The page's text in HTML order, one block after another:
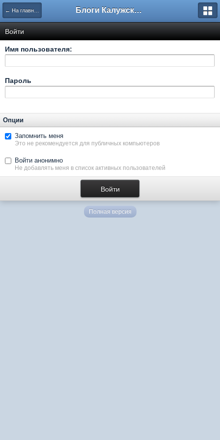
← На главную Блоги Калужского перекрестка
Войти
Имя пользователя:
Пароль
Опции
Запомнить меня
Это не рекомендуется для публичных компьютеров
Войти анонимно
Не добавлять меня в список активных пользователей
Полная версия